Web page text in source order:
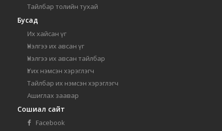
Тайлбар толийн тухай
Бусад
Их хайсан үг
Үнэлгээ их авсан үг
Үнэлгээ их авсан тайлбар
Үг их нэмсэн хэрэглэгч
Тайлбар их нэмсэн хэрэглэгч
Ашиглах заавар
Сошиал сайт
Facebook